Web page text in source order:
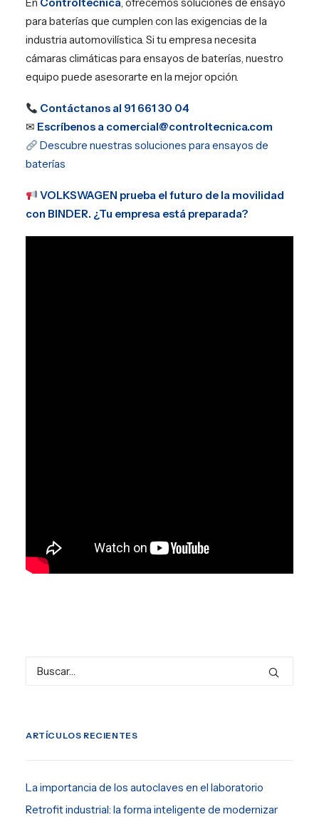
para baterías que cumplen con las exigencias de la
industria automovilística. Si tu empresa necesita
cámaras climáticas para ensayos de baterías, nuestro
equipo puede asesorarte en la mejor opción.
Contáctanos al 91 661 30 04
✉ Escríbenos a comercial@controltecnica.com
Descubre nuestras soluciones para ensayos de
baterías
VOLKSWAGEN prueba el futuro de la movilidad
con BINDER. ¿Tu empresa está preparada?
ARTÍCULOS RECIENTES
La importancia de los autoclaves en el laboratorio
Retrofit industrial: la forma inteligente de modernizar